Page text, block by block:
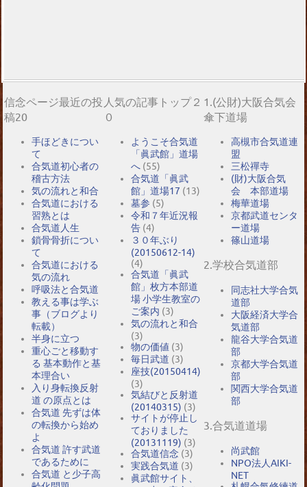
信念ページ最近の投
稿20
手ほどきについ
て
合気道初心者の
稽古方法
気の流れと和合
合気道における
習熟とは
合気道人生
鎖骨骨折につい
て
合気道における
気の流れ
呼吸法と合気道
教える事は学ぶ
事（ブログより
転載）
半身に立つ
重心ごと移動す
る 基本動作と基
本理合い
入り身転換反射
道 の原点とは
合気道 先ずは体
の転換から始め
よ
合気道 許す武道
であるために
合気道 と少子高
人気の記事トップ２
０
ようこそ合気道
「眞武館」道場
へ (55)
合気道「眞武
館」道場17 (13)
墓参 (5)
令和７年近況報
告 (4)
３０年ぶり
(20150612-14)
(4)
合気道「眞武
館」枚方本部道
場 小学生教室の
ご案内 (3)
気の流れと和合
(3)
物の価値 (3)
毎日武道 (3)
座技(20150414)
(3)
気結びと反射道
(20140315) (3)
サイトが停止し
ておりました
(20131119) (3)
合気道信念 (3)
実践合気道 (3)
眞武館サイト、
1.(公財)大阪合気会
傘下道場
高槻市合気道連
盟
三松禪寺
(財)大阪合気
会 本部道場
梅華道場
京都武道センタ
ー道場
篠山道場
2.学校合気道部
同志社大学合気
道部
大阪経済大学合
気道部
龍谷大学合気道
部
京都大学合気道
部
関西大学合気道
部
3.合気道道場
尚武館
NPO法人AIKI-
NET